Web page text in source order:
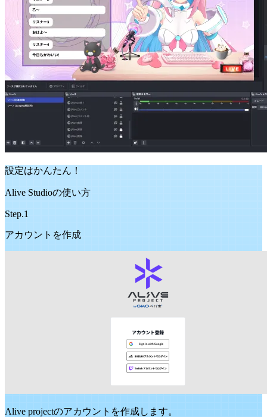
設定はかんたん！
Alive Studioの使い方
Step.1
アカウントを作成
Alive projectのアカウントを作成します。